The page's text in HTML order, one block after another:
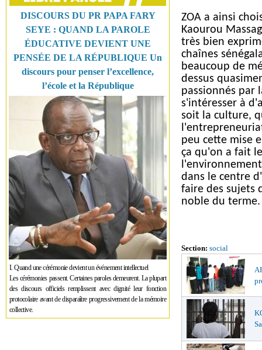
DISCOURS DU PR PAPA FARY
SEYE : QUAND LA PAROLE
ÉDUCATIVE DEVIENT UNE
PENSÉE DE LA RÉPUBLIQUE Un
discours pour penser l’excellence,
l’école et la République
I. Quand une cérémonie devient un événement intellectuel
Les cérémonies passent. Certaines paroles demeurent. La plupart
des discours officiels remplissent avec dignité leur fonction
protocolaire avant de disparaître progressivement de la mémoire
collective.
ZOA a ainsi
Kaourou
très bien
chaînes
beaucoup de
dessus
passionnés par
s'intéresser à
soit la culture,
peu cette mise
ça qu'on a fait
dans le centre
faire des sujets
noble du terme.
Section: social